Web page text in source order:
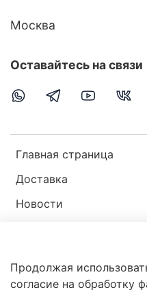
Главная страница
Доставка
Новости
Политика
Москва
Оставайтесь на связи
Продолжая
согласие на обработку